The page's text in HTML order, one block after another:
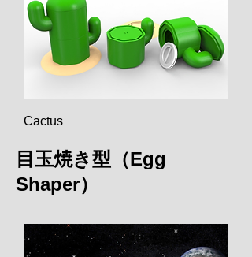
Cactus
目玉焼き型（Egg
Shaper）